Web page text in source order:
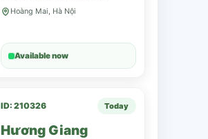
Hoàng Mai, Hà Nội
Available now
ID: 210326 Today
Hương Giang